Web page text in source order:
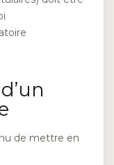
de mettre en